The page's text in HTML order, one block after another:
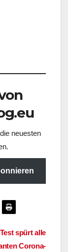
neuesten
spürt alle
Corona-